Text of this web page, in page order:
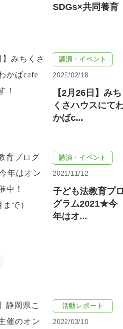
SDGs×共同養育
講演・イベント
2022/02/18
【2月26日】みち
くさハウスにて
かばc...
講演・イベント
2021/11/12
子ども法教育プ
グラム2021★今
年はオ...
活動レポート
2022/03/10